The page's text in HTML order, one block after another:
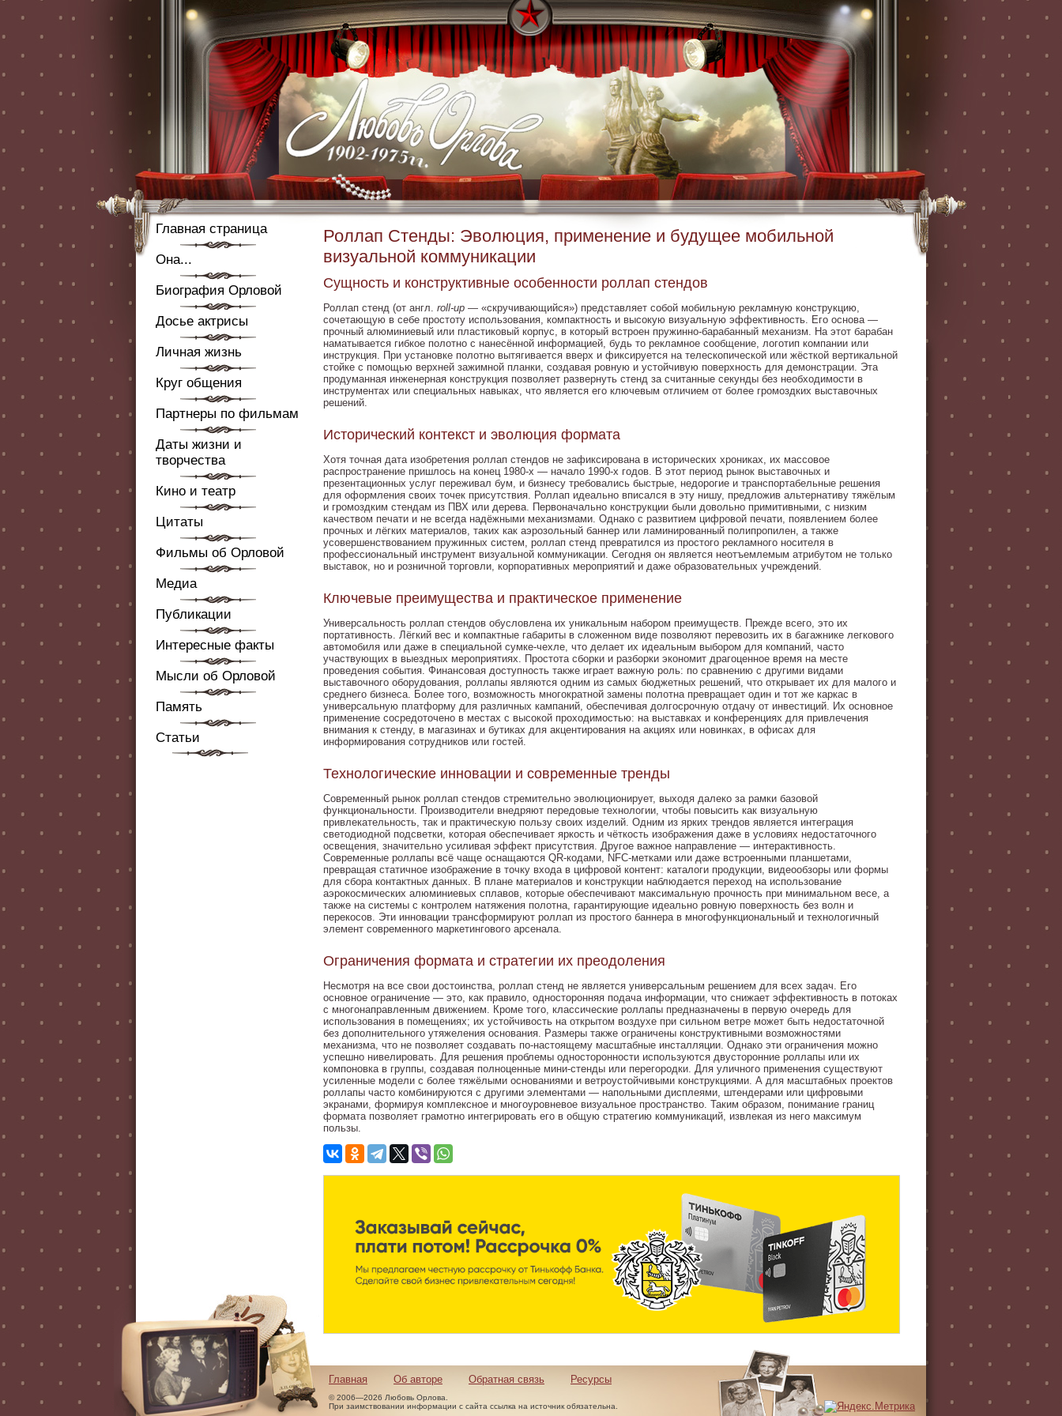
Главная страница
Она...
Биография Орловой
Досье актрисы
Личная жизнь
Круг общения
Партнеры по фильмам
Даты жизни и
творчества
Кино и театр
Цитаты
Фильмы об Орловой
Медиа
Публикации
Интересные факты
Мысли об Орловой
Память
Статьи
Роллап Стенды: Эволюция, применение и будущее мобильной
визуальной коммуникации
Сущность и конструктивные особенности роллап стендов
Роллап стенд (от англ. roll-up — «скручивающийся») представляет собой мобильную рекламную конструкцию,
сочетающую в себе простоту использования, компактность и высокую визуальную эффективность. Его основа —
прочный алюминиевый или пластиковый корпус, в который встроен пружинно-барабанный механизм. На этот барабан
наматывается гибкое полотно с нанесённой информацией, будь то рекламное сообщение, логотип компании или
инструкция. При установке полотно вытягивается вверх и фиксируется на телескопической или жёсткой вертикальной
стойке с помощью верхней зажимной планки, создавая ровную и устойчивую поверхность для демонстрации. Эта
продуманная инженерная конструкция позволяет развернуть стенд за считанные секунды без необходимости в
инструментах или специальных навыках, что является его ключевым отличием от более громоздких выставочных
решений.
Исторический контекст и эволюция формата
Хотя точная дата изобретения роллап стендов не зафиксирована в исторических хрониках, их массовое
распространение пришлось на конец 1980-х — начало 1990-х годов. В этот период рынок выставочных и
презентационных услуг переживал бум, и бизнесу требовались быстрые, недорогие и транспортабельные решения
для оформления своих точек присутствия. Роллап идеально вписался в эту нишу, предложив альтернативу тяжёлым
и громоздким стендам из ПВХ или дерева. Первоначально конструкции были довольно примитивными, с низким
качеством печати и не всегда надёжными механизмами. Однако с развитием цифровой печати, появлением более
прочных и лёгких материалов, таких как аэрозольный баннер или ламинированный полипропилен, а также
усовершенствованием пружинных систем, роллап стенд превратился из простого рекламного носителя в
профессиональный инструмент визуальной коммуникации. Сегодня он является неотъемлемым атрибутом не только
выставок, но и розничной торговли, корпоративных мероприятий и даже образовательных учреждений.
Ключевые преимущества и практическое применение
Универсальность роллап стендов обусловлена их уникальным набором преимуществ. Прежде всего, это их
портативность. Лёгкий вес и компактные габариты в сложенном виде позволяют перевозить их в багажнике легкового
автомобиля или даже в специальной сумке-чехле, что делает их идеальным выбором для компаний, часто
участвующих в выездных мероприятиях. Простота сборки и разборки экономит драгоценное время на месте
проведения события. Финансовая доступность также играет важную роль: по сравнению с другими видами
выставочного оборудования, роллапы являются одним из самых бюджетных решений, что открывает их для малого и
среднего бизнеса. Более того, возможность многократной замены полотна превращает один и тот же каркас в
универсальную платформу для различных кампаний, обеспечивая долгосрочную отдачу от инвестиций. Их основное
применение сосредоточено в местах с высокой проходимостью: на выставках и конференциях для привлечения
внимания к стенду, в магазинах и бутиках для акцентирования на акциях или новинках, в офисах для
информирования сотрудников или гостей.
Технологические инновации и современные тренды
Современный рынок роллап стендов стремительно эволюционирует, выходя далеко за рамки базовой
функциональности. Производители внедряют передовые технологии, чтобы повысить как визуальную
привлекательность, так и практическую пользу своих изделий. Одним из ярких трендов является интеграция
светодиодной подсветки, которая обеспечивает яркость и чёткость изображения даже в условиях недостаточного
освещения, значительно усиливая эффект присутствия. Другое важное направление — интерактивность.
Современные роллапы всё чаще оснащаются QR-кодами, NFC-метками или даже встроенными планшетами,
превращая статичное изображение в точку входа в цифровой контент: каталоги продукции, видеообзоры или формы
для сбора контактных данных. В плане материалов и конструкции наблюдается переход на использование
аэрокосмических алюминиевых сплавов, которые обеспечивают максимальную прочность при минимальном весе, а
также на системы с контролем натяжения полотна, гарантирующие идеально ровную поверхность без волн и
перекосов. Эти инновации трансформируют роллап из простого баннера в многофункциональный и технологичный
элемент современного маркетингового арсенала.
Ограничения формата и стратегии их преодоления
Несмотря на все свои достоинства, роллап стенд не является универсальным решением для всех задач. Его
основное ограничение — это, как правило, односторонняя подача информации, что снижает эффективность в потоках
с многонаправленным движением. Кроме того, классические роллапы предназначены в первую очередь для
использования в помещениях; их устойчивость на открытом воздухе при сильном ветре может быть недостаточной
без дополнительного утяжеления основания. Размеры также ограничены конструктивными возможностями
механизма, что не позволяет создавать по-настоящему масштабные инсталляции. Однако эти ограничения можно
успешно нивелировать. Для решения проблемы односторонности используются двусторонние роллапы или их
компоновка в группы, создавая полноценные мини-стенды или перегородки. Для уличного применения существуют
усиленные модели с более тяжёлыми основаниями и ветроустойчивыми конструкциями. А для масштабных проектов
роллапы часто комбинируются с другими элементами — напольными дисплеями, штендерами или цифровыми
экранами, формируя комплексное и многоуровневое визуальное пространство. Таким образом, понимание границ
формата позволяет грамотно интегрировать его в общую стратегию коммуникаций, извлекая из него максимум
пользы.
Главная Об авторе Обратная связь Ресурсы
© 2006—2026 Любовь Орлова.
При заимствовании информации с сайта ссылка на источник обязательна.